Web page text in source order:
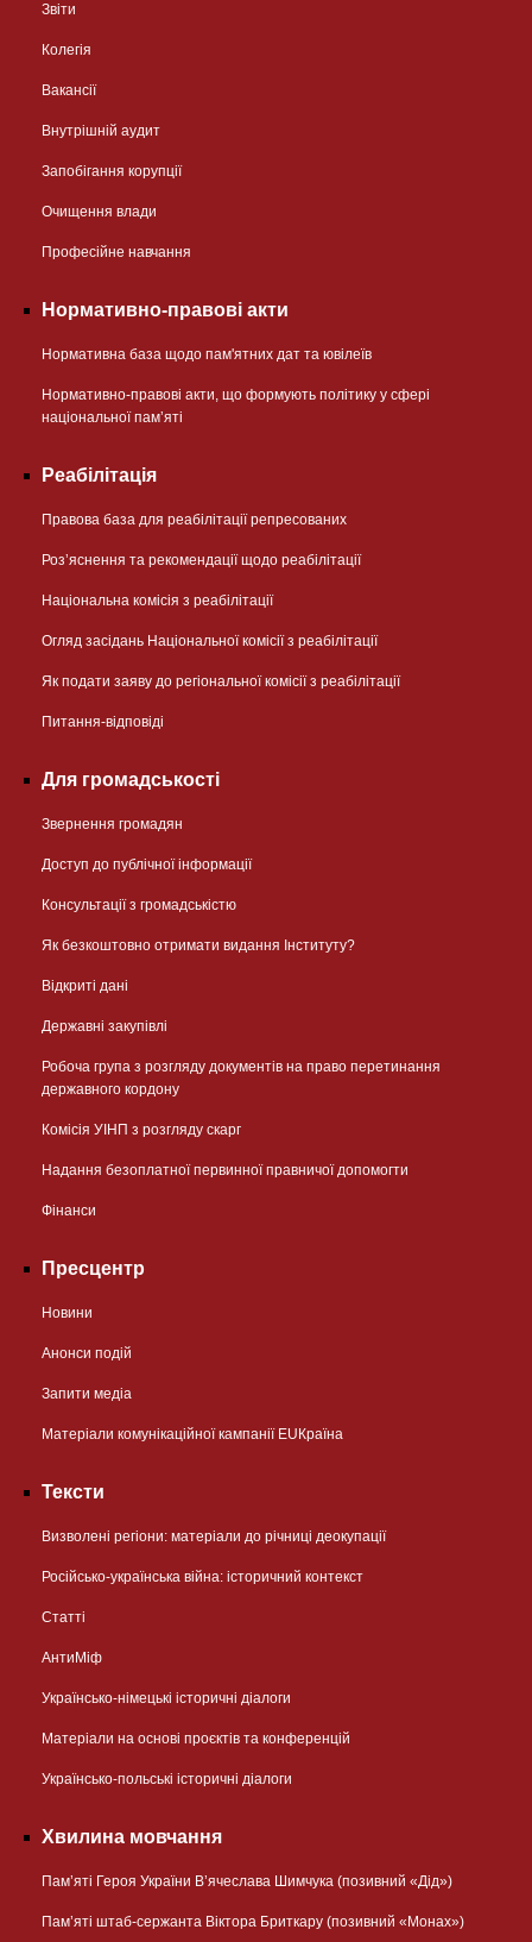
Звіти
Колегія
Вакансії
Внутрішній аудит
Запобігання корупції
Очищення влади
Професійне навчання
Нормативно-правові акти
Нормативна база щодо пам'ятних дат та ювілеїв
Нормативно-правові акти, що формують політику у сфері
національної памʼяті
Реабілітація
Правова база для реабілітації репресованих
Розʼяснення та рекомендації щодо реабілітації
Національна комісія з реабілітації
Огляд засідань Національної комісії з реабілітації
Як подати заяву до регіональної комісії з реабілітації
Питання-відповіді
Для громадськості
Звернення громадян
Доступ до публічної інформації
Консультації з громадськістю
Як безкоштовно отримати видання Інституту?
Відкриті дані
Державні закупівлі
Робоча група з розгляду документів на право перетинання
державного кордону
Комісія УІНП з розгляду скарг
Надання безоплатної первинної правничої допомогти
Фінанси
Пресцентр
Новини
Анонси подій
Запити медіа
Матеріали комунікаційної кампанії EUКраїна
Тексти
Визволені регіони: матеріали до річниці деокупації
Російсько-українська війна: історичний контекст
Статті
АнтиМіф
Українсько-німецькі історичні діалоги
Матеріали на основі проєктів та конференцій
Українсько-польські історичні діалоги
Хвилина мовчання
Пам’яті Героя України В’ячеслава Шимчука (позивний «Дід»)
Пам’яті штаб-сержанта Віктора Бриткару (позивний «Монах»)